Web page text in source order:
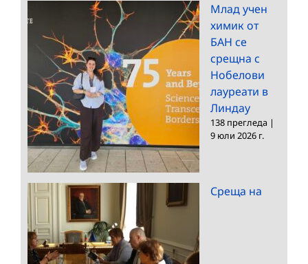
Млад учен
химик от
БАН се
срещна с
Нобелови
лауреати в
Линдау
138 прегледа |
9 юли 2026 г.
Среща на